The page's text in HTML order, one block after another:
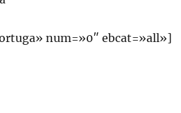
num=»0″ ebcat=»all»]